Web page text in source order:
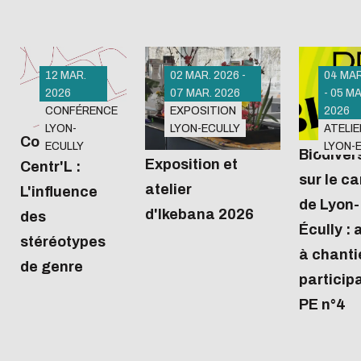
12 MAR.
2026
CONFÉRENCE
LYON-
ECULLY
Amphi 2
(bâtiment
W1)
de 12h30
à 13h45
Dans le
Conférence
Centr'L :
L'influence
des
stéréotypes
de genre
02 MAR. 2026 -
07 MAR. 2026
EXPOSITION
LYON-ECULLY
Michel
Pour la
à la
pour
d'Ikebana
collection
Exposition et
atelier
d'Ikebana 2026
04
- 05
2026
LYON-
sur le
de Lyon-
Écully :
à
PE n°4